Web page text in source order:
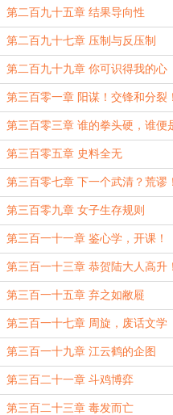
第二百九十五章 结果导向性
第二百九十七章 压制与反压制
第二百九十九章 你可识得我的心
跳？
第三百零一章 阳谋！交锋和分裂！
第三百零三章 谁的拳头硬，谁便
天理！
第三百零五章 史料全无
第三百零七章 下一个武清？荒谬！
第三百零九章 女子生存规则
第三百一十一章 鉴心学，开课！
第三百一十三章 恭贺陆大人高升！
第三百一十五章 弃之如敝屣
第三百一十七章 周旋，废话文学
第三百一十九章 江云鹤的企图
第三百二十一章 斗鸡博弈
第三百二十三章 毒发而亡